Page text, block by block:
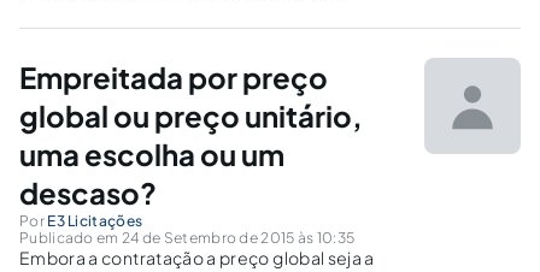
especialmente no item de administração local.
Empreitada por preço
global ou preço unitário,
uma escolha ou um
descaso?
Por E3 Licitações
Publicado em 24 de Setembro de 2015 às 10:35
Embora a contratação a preço global seja a